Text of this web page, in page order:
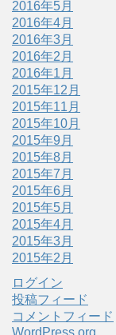
2016年5月
2016年4月
2016年3月
2016年2月
2016年1月
2015年12月
2015年11月
2015年10月
2015年9月
2015年8月
2015年7月
2015年6月
2015年5月
2015年4月
2015年3月
2015年2月
ログイン
投稿フィード
コメントフィード